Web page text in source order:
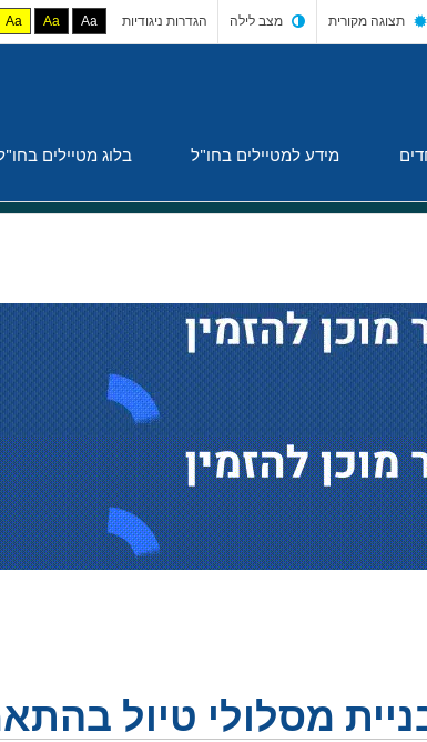
תצוגה מקורית מצב לילה הגדרות ניגודיות Aa
Aa
Aa
מידע למטיילים בחו"ל בלוג מטיילים
מסלולי טיול